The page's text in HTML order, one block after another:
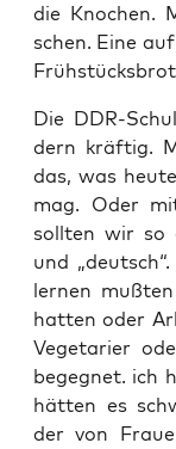
die Kno­chen.
schen. Eine
Die DDR-
dern kräf­tig.
das, was
mag. Oder
soll­ten wir so
und
ler­nen
hat­ten oder
Vege­ta­ri­er
begeg­net. ich
hät­ten es
der von